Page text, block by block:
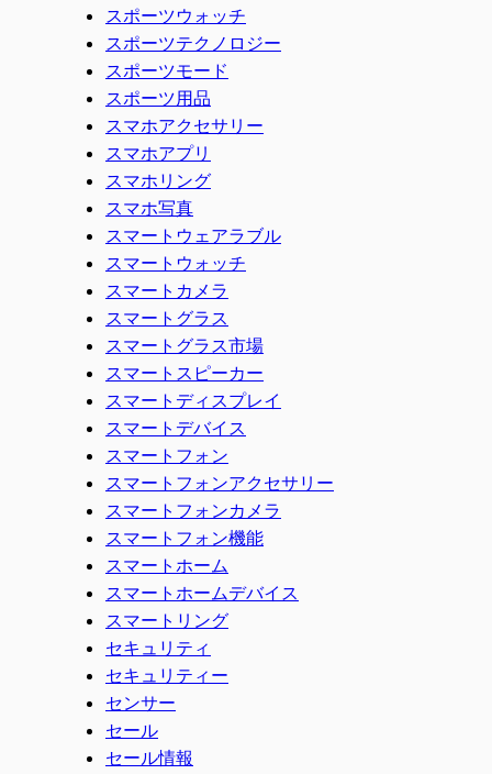
スポーツウォッチ
スポーツテクノロジー
スポーツモード
スポーツ用品
スマホアクセサリー
スマホアプリ
スマホリング
スマホ写真
スマートウェアラブル
スマートウォッチ
スマートカメラ
スマートグラス
スマートグラス市場
スマートスピーカー
スマートディスプレイ
スマートデバイス
スマートフォン
スマートフォンアクセサリー
スマートフォンカメラ
スマートフォン機能
スマートホーム
スマートホームデバイス
スマートリング
セキュリティ
セキュリティー
センサー
セール
セール情報